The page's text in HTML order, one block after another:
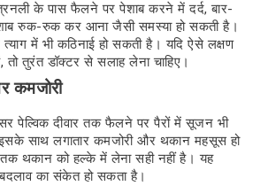
के पास फैलने पर पेशाब करने में दर्द, बार-
रुक-रुक कर आना जैसी समस्या हो सकती है।
में भी कठिनाई हो सकती है। यदि ऐसे लक्षण
तुरंत डॉक्टर से सलाह लेना चाहिए।
कमजोरी
पेल्विक दीवार तक फैलने पर पैरों में सूजन भी
साथ लगातार कमजोरी और थकान महसूस हो
थकान को हल्के में लेना सही नहीं है। यह
का संकेत हो सकता है।